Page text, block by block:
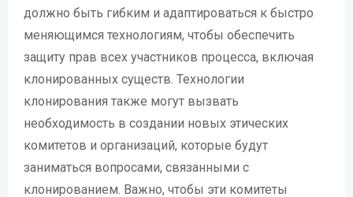
должно быть гибким и адаптироваться к быстро
меняющимся технологиям, чтобы обеспечить
защиту прав всех участников процесса, включая
клонированных существ. Технологии
клонирования также могут вызвать
необходимость в создании новых этических
комитетов и организаций, которые будут
заниматься вопросами, связанными с
клонированием. Важно, чтобы эти комитеты